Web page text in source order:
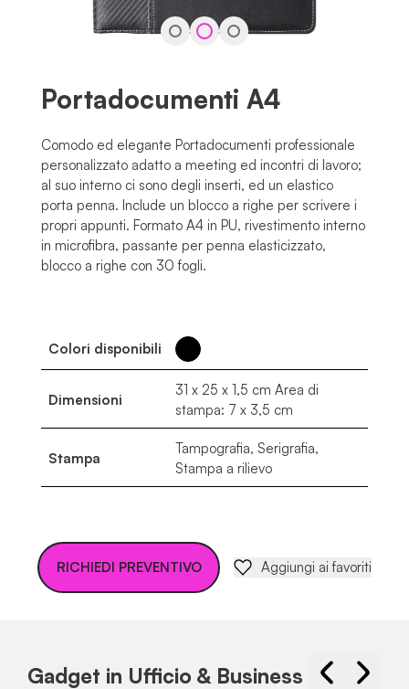
Portadocumenti A4
Comodo ed elegante Portadocumenti professionale
personalizzato adatto a meeting ed incontri di lavoro;
al suo interno ci sono degli inserti, ed un elastico
porta penna. Include un blocco a righe per scrivere i
propri appunti. Formato A4 in PU, rivestimento interno
in microfibra, passante per penna elasticizzato,
blocco a righe con 30 fogli.
Colori disponibili
Dimensioni
31 x 25 x 1,5 cm Area di
stampa: 7 x 3,5 cm
Stampa
Tampografia, Serigrafia,
Stampa a rilievo
RICHIEDI PREVENTIVO Aggiungi ai favoriti
Gadget in Ufficio & Business